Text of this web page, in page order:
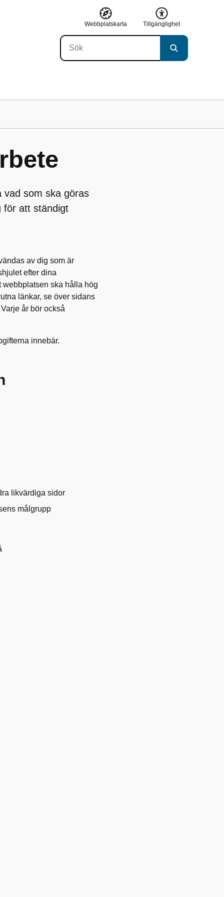
Webbplatskarta Tillgänglighet
vad som ska göras
för att ständigt
av dig som är
efter dina
webbplatsen ska hålla hög
länkar, se över sidans
år bör också
innebär.
likvärdiga sidor
målgrupp